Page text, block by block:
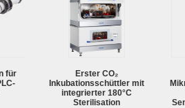
für
Erster CO₂
Inkubationsschüttler mit
integrierter 180°C
Sterilisation